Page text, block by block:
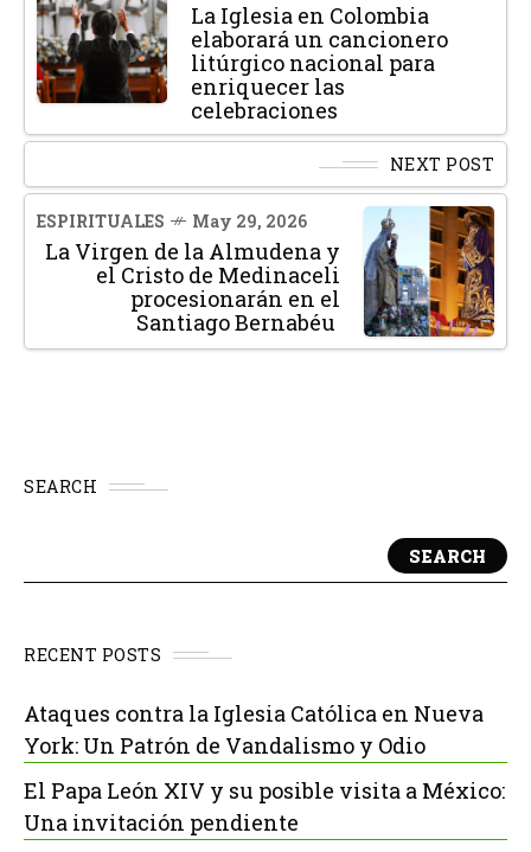
La Iglesia en Colombia
elaborará un cancionero
litúrgico nacional para
enriquecer las
celebraciones
NEXT POST
ESPIRITUALES May 29, 2026
La Virgen de la Almudena y
el Cristo de Medinaceli
procesionarán en el
Santiago Bernabéu
SEARCH
SEARCH
RECENT POSTS
Ataques contra la Iglesia Católica en Nueva
York: Un Patrón de Vandalismo y Odio
El Papa León XIV y su posible visita a México:
Una invitación pendiente